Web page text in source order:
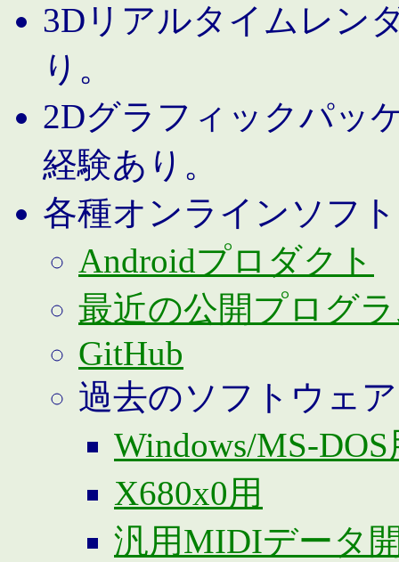
3Dリアルタイムレン
り。
2Dグラフィックパッ
経験あり。
各種オンラインソフ
Androidプロダクト
最近の公開プログ
GitHub
過去のソフトウェア
Windows/MS-DOS
X680x0用
汎用MIDIデータ